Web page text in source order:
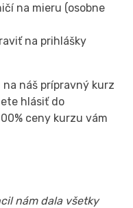
na mieru (osobne
na prihlášky
na náš prípravný kurz
hlásiť do
ceny kurzu vám
nám dala všetky